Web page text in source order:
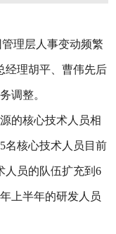
理层人事变动频繁
经理胡平、曹伟先后
调整。
的核心技术人员相
名核心技术人员目前
人员的队伍扩充到6
上半年的研发人员